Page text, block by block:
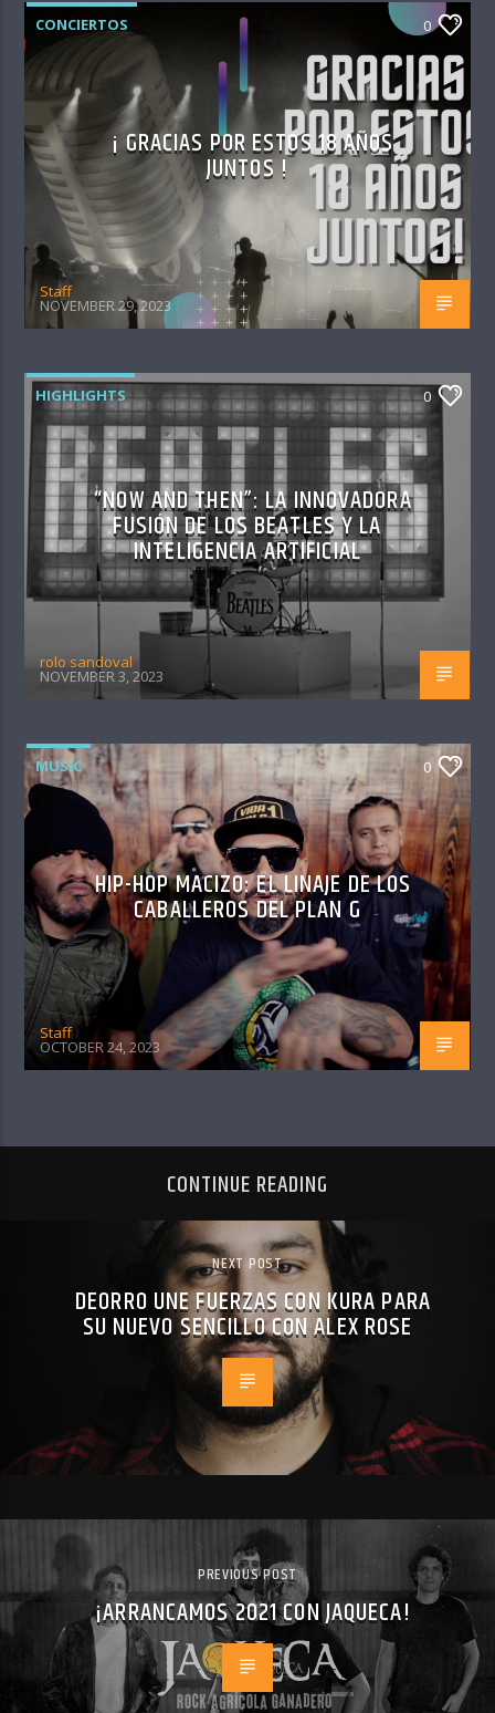
CONCIERTOS 0
¡ GRACIAS POR ESTOS 18 AÑOS
JUNTOS !
Staff
NOVEMBER 29, 2023
HIGHLIGHTS 0
“NOW AND THEN”: LA INNOVADORA
FUSIÓN DE LOS BEATLES Y LA
INTELIGENCIA ARTIFICIAL
rolo sandoval
NOVEMBER 3, 2023
MUSIC 0
HIP-HOP MACIZO: EL LINAJE DE LOS
CABALLEROS DEL PLAN G
Staff
OCTOBER 24, 2023
CONTINUE READING
NEXT POST
DEORRO UNE FUERZAS CON KURA PARA
SU NUEVO SENCILLO CON ALEX ROSE
PREVIOUS POST
¡ARRANCAMOS 2021 CON JAQUECA!